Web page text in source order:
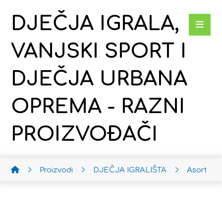
DJEČJA IGRALA,
VANJSKI SPORT I
DJEČJA URBANA
OPREMA - RAZNI
PROIZVOĐAČI
Proizvodi DJEČJA IGRALIŠTA